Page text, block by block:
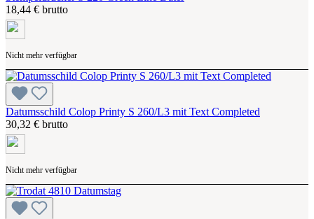
18,44 € brutto
Nicht mehr verfügbar
Datumsschild Colop Printy S 260/L3 mit Text Completed
30,32 € brutto
Nicht mehr verfügbar